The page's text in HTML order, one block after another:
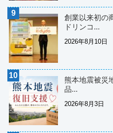
創業以来初の
ドリンコ...
2026年8月10日
熊本地震被災
品...
2026年8月3日